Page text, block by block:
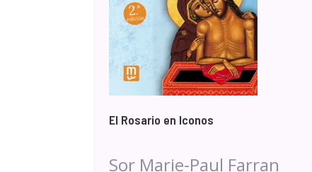
El Rosario en Iconos
Sor Marie-Paul Farran